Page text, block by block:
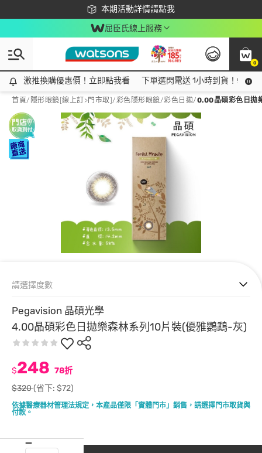
本期活動詳情請點我
下載app最高回饋$350
屈臣氏線上服務
0
激推換購優惠價！立即點我看
激推換購優惠價！立即點我看 下單選閃電送 1小時到貨！領神
首頁/ 隱形眼鏡[線上訂>門市取]/彩色隱形眼鏡/彩色日拋/0.00晶碩彩色日拋
Pegavision 晶碩光學
4.00晶碩彩色日拋樂森林系列10片裝(優雅鸚鵡-灰)
依據醫療器材管理法規定，本產品僅限「實體門市」銷售，請選擇門市取貨與
付款。
$248 78折
$320(省下: $72)
請選擇度數